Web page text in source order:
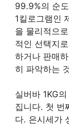
99.9%의 순
1킬로그램인
을 물리적으
적인 선택지
하거나 판매
히 파악하는
실버바 1KG
집니다. 첫 번
다. 은시세가